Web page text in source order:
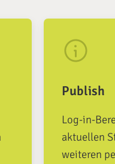
Publish
Log-in-
aktuellen
weiteren